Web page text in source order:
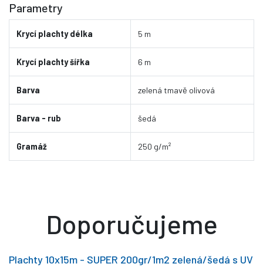
Parametry
Krycí plachty délka 5 m
Krycí plachty šířka 6 m
Barva zelená tmavě olivová
Barva - rub šedá
Gramáž 250 g/m²
Doporučujeme
Plachty 10x15m - SUPER 200gr/1m2 zelená/šedá s UV